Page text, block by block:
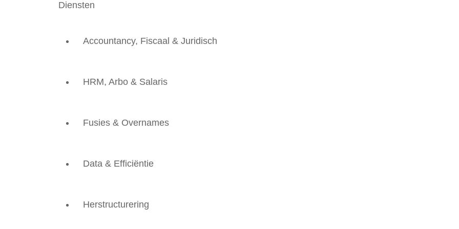
Diensten
Accountancy, Fiscaal & Juridisch
HRM, Arbo & Salaris
Fusies & Overnames
Data & Efficiëntie
Herstructurering